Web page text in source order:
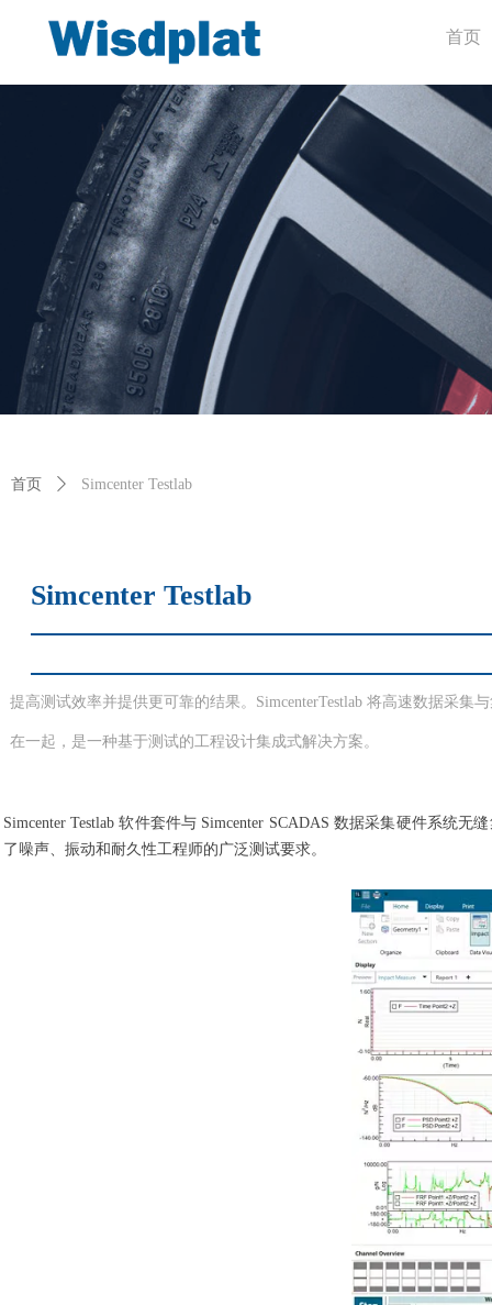
首页
Simcenter Testlab
提高测试效率并提供更可靠的结果。SimcenterTestlab 将高速数据采集
在一起，是一种基于测试的工程设计集成式解决方案。
Simcenter Testlab 软件套件与 Simcenter SCADAS 数据采集硬件系统
了噪声、振动和耐久性工程师的广泛测试要求。
首页 ꄲ Simcenter Testlab